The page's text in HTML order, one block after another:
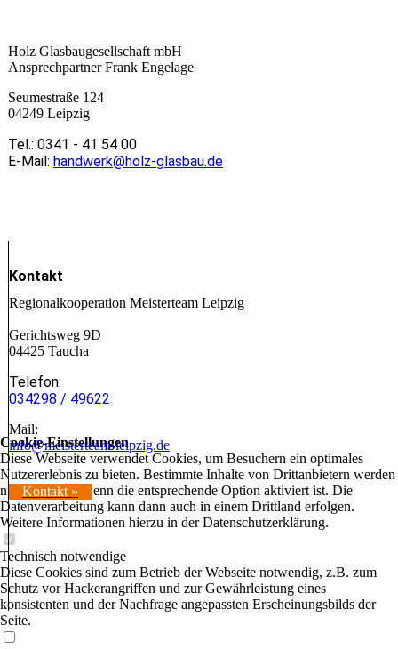
Holz Glasbaugesellschaft mbH
Ansprechpartner Frank Engelage
Seumestraße 124
04249 Leipzig
Tel.: 0341 - 41 54 00
E-Mail: handwerk@holz-glasbau.de
Kontakt
Regionalkooperation Meisterteam Leipzig
Gerichtsweg 9D
04425 Taucha
Telefon:
034298 / 49622
Mail:
info@meisterteam-leipzig.de
Kontakt »
Cookie-Einstellungen
Diese Webseite verwendet Cookies, um Besuchern ein optimales
Nutzererlebnis zu bieten. Bestimmte Inhalte von Drittanbietern werden
nur angezeigt, wenn die entsprechende Option aktiviert ist. Die
Datenverarbeitung kann dann auch in einem Drittland erfolgen.
Weitere Informationen hierzu in der Datenschutzerklärung.
Technisch notwendige
Diese Cookies sind zum Betrieb der Webseite notwendig, z.B. zum
Schutz vor Hackerangriffen und zur Gewährleistung eines
konsistenten und der Nachfrage angepassten Erscheinungsbilds der
Seite.